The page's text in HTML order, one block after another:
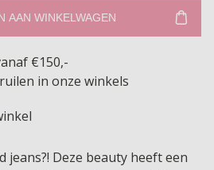
AAN WINKELWAGEN
€150,-
in onze winkels
jeans?! Deze beauty heeft een